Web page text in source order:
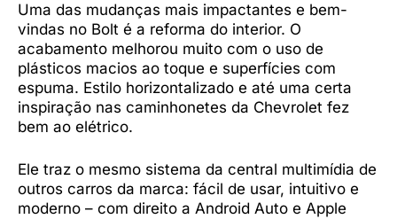
Uma das mudanças mais impactantes e bem-
vindas no Bolt é a reforma do interior. O
acabamento melhorou muito com o uso de
plásticos macios ao toque e superfícies com
espuma. Estilo horizontalizado e até uma certa
inspiração nas caminhonetes da Chevrolet fez
bem ao elétrico.
Ele traz o mesmo sistema da central multimídia de
outros carros da marca: fácil de usar, intuitivo e
moderno – com direito a Android Auto e Apple